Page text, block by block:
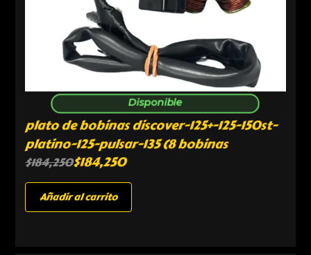
Disponible
plato de bobinas discover-125+-125-150st-
platino-125-pulsar-135 (8 bobinas
$184,250$184,250
Añadir al carrito